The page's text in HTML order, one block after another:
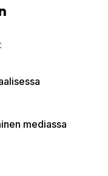
mediassa